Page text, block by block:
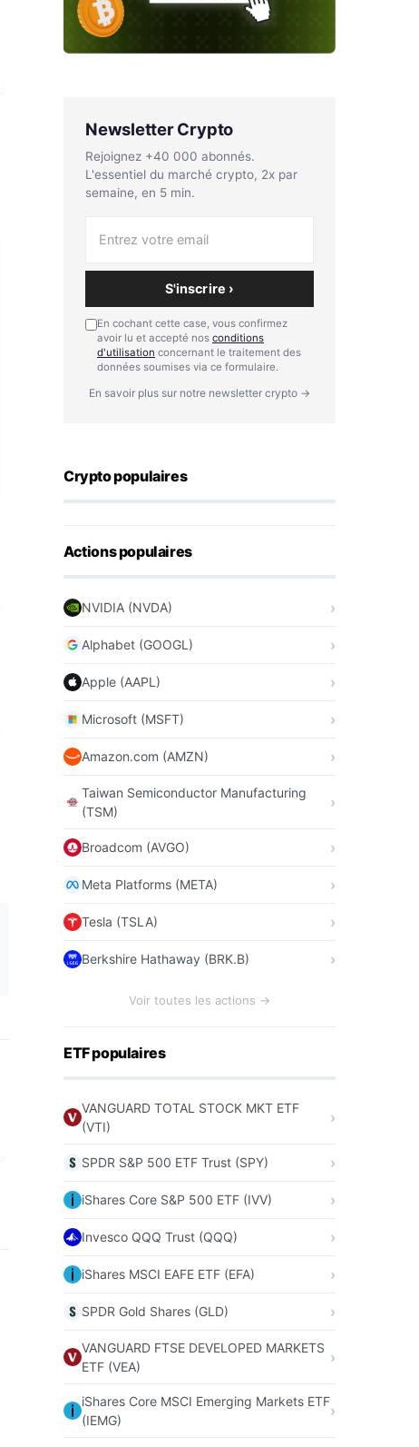
Newsletter Crypto
Rejoignez +40 000 abonnés.
L'essentiel du marché crypto, 2x par
semaine, en 5 min.
S'inscrire ›
En cochant cette case, vous confirmez
avoir lu et accepté nos conditions
d'utilisation concernant le traitement des
données soumises via ce formulaire.
En savoir plus sur notre newsletter crypto →
Crypto populaires
Actions populaires
NVIDIA (NVDA)
Alphabet (GOOGL)
Apple (AAPL)
Microsoft (MSFT)
Amazon.com (AMZN)
Taiwan Semiconductor Manufacturing
(TSM)
Broadcom (AVGO)
Meta Platforms (META)
Tesla (TSLA)
Berkshire Hathaway (BRK.B)
Voir toutes les actions →
ETF populaires
VANGUARD TOTAL STOCK MKT ETF
(VTI)
SPDR S&P 500 ETF Trust (SPY)
iShares Core S&P 500 ETF (IVV)
Invesco QQQ Trust (QQQ)
iShares MSCI EAFE ETF (EFA)
SPDR Gold Shares (GLD)
VANGUARD FTSE DEVELOPED MARKETS
ETF (VEA)
iShares Core MSCI Emerging Markets ETF
(IEMG)